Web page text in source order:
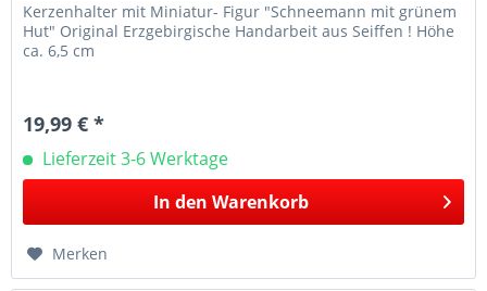
Kerzenhalter mit Miniatur- Figur "Schneemann mit grünem
Hut" Original Erzgebirgische Handarbeit aus Seiffen ! Höhe
ca. 6,5 cm
19,99 € *
Lieferzeit 3-6 Werktage
In den Warenkorb
Merken